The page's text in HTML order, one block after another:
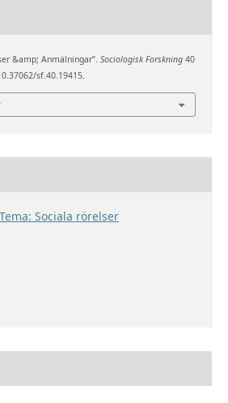
&amp; Anmälningar”. Sociologisk Forskning40
sf.40.19415.
Sociala rörelser